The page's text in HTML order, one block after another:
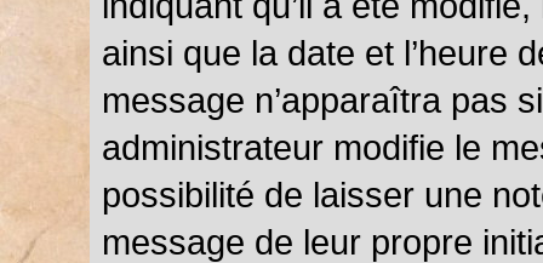
ainsi que la date et l’heure
message n’apparaîtra pas
administrateur modifie le
possibilité de laisser une
message de leur propre